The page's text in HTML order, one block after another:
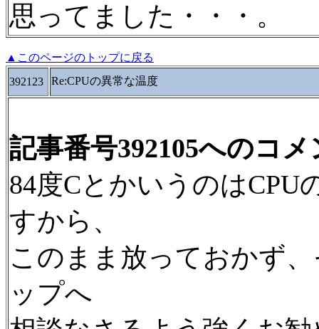
思ってました・・・。
▲このページのトップに戻る
392123
Re:CPUの異常な温度
記事番号392105へのコメ
84度CとかいうのはCPU
すから、
このまま放っておかず
ップへ